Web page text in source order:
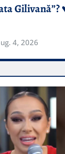
Gilivană”?
4, 2026